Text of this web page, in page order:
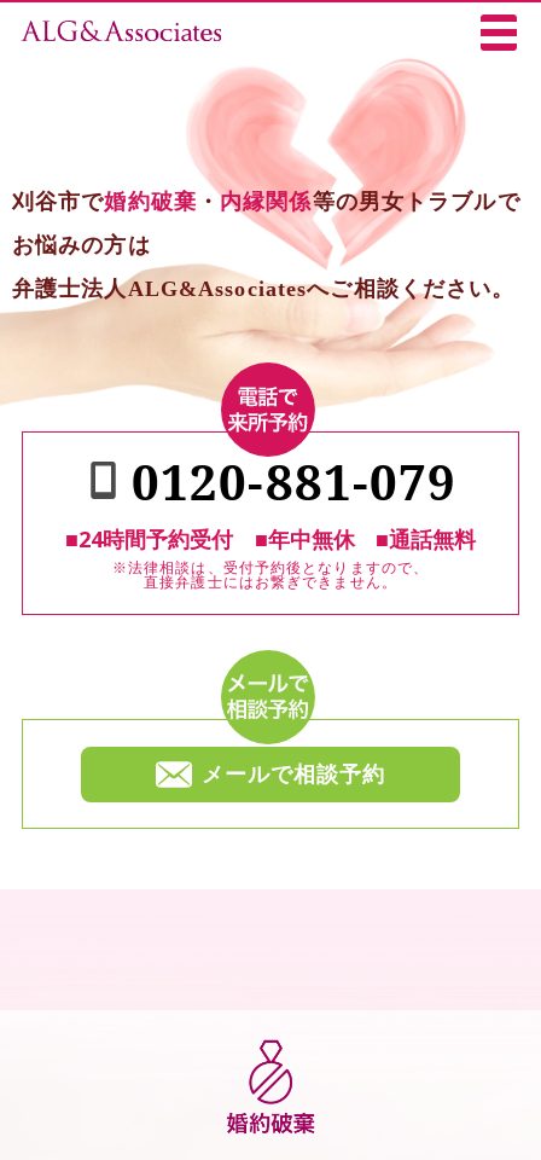
刈谷市で婚約破棄 ・内縁関係等の男女トラブルで
お悩みの方は
弁護士法人ALG&Associatesへご相談ください。
0120-881-079
■24時間予約受付 ■年中無休 ■通話無料
※法律相談は、受付予約後となりますので、
直接弁護士にはお繋ぎできません。
メールで相談予約